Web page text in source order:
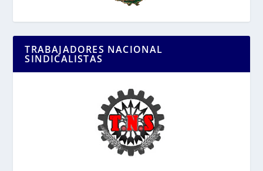
TRABAJADORES NACIONAL
SINDICALISTAS